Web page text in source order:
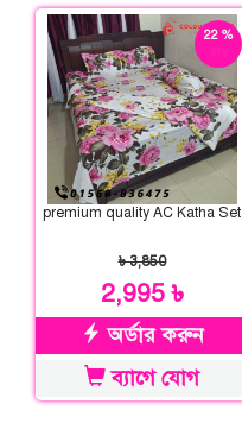
22 %
premium quality AC Katha Set
৳ 3,850
2,995 ৳
অর্ডার করুন
ব্যাগে যোগ